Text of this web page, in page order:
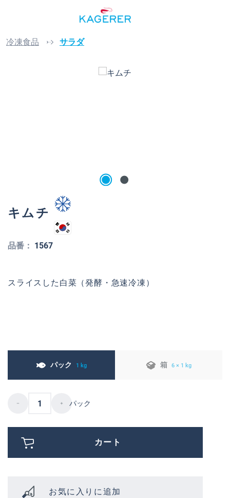
冷凍食品 サラダ
キムチ
品番： 1567
スライスした白菜（発酵・急速冷凍）
パック 1 kg 箱 6 × 1 kg
パック
カート
お気に入りに追加